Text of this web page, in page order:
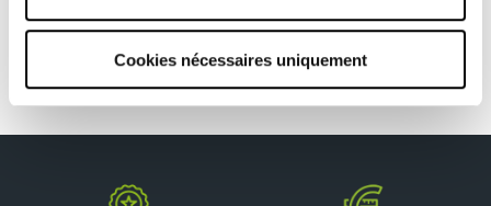
Cookies nécessaires uniquement